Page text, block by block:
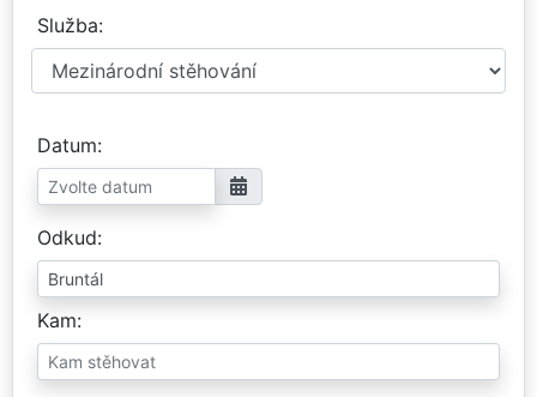
Služba
Datum
Odkud
Kam